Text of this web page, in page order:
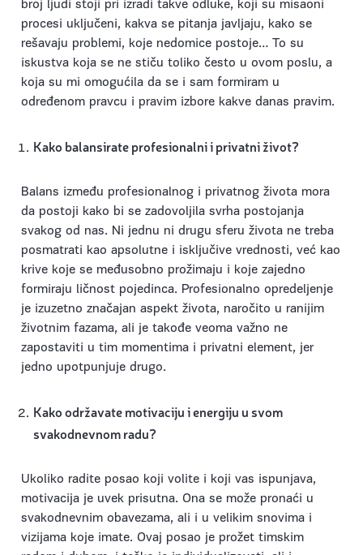
broj ljudi stoji pri izradi takve odluke, koji su misaoni
procesi uključeni, kakva se pitanja javljaju, kako se
rešavaju problemi, koje nedomice postoje… To su
iskustva koja se ne stiču toliko često u ovom poslu, a
koja su mi omogućila da se i sam formiram u
određenom pravcu i pravim izbore kakve danas pravim.
Kako balansirate profesionalni i privatni život?
Balans između profesionalnog i privatnog života mora
da postoji kako bi se zadovoljila svrha postojanja
svakog od nas. Ni jednu ni drugu sferu života ne treba
posmatrati kao apsolutne i isključive vrednosti, već kao
krive koje se međusobno prožimaju i koje zajedno
formiraju ličnost pojedinca. Profesionalno opredeljenje
je izuzetno značajan aspekt života, naročito u ranijim
životnim fazama, ali je takođe veoma važno ne
zapostaviti u tim momentima i privatni element, jer
jedno upotpunjuje drugo.
Kako održavate motivaciju i energiju u svom
svakodnevnom radu?
Ukoliko radite posao koji volite i koji vas ispunjava,
motivacija je uvek prisutna. Ona se može pronaći u
svakodnevnim obavezama, ali i u velikim snovima i
vizijama koje imate. Ovaj posao je prožet timskim